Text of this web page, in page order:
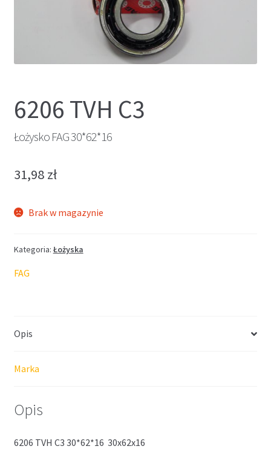
6206 TVH C3
Łożysko FAG 30*62*16
31,98 zł
Brak w magazynie
Kategoria: Łożyska
FAG
Opis
Marka
Opis
6206 TVH C3 30*62*16 30x62x16